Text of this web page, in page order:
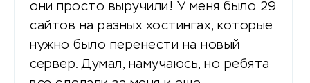
они просто выручили! У меня было 29
сайтов на разных хостингах, которые
нужно было перенести на новый
сервер. Думал, намучаюсь, но ребята